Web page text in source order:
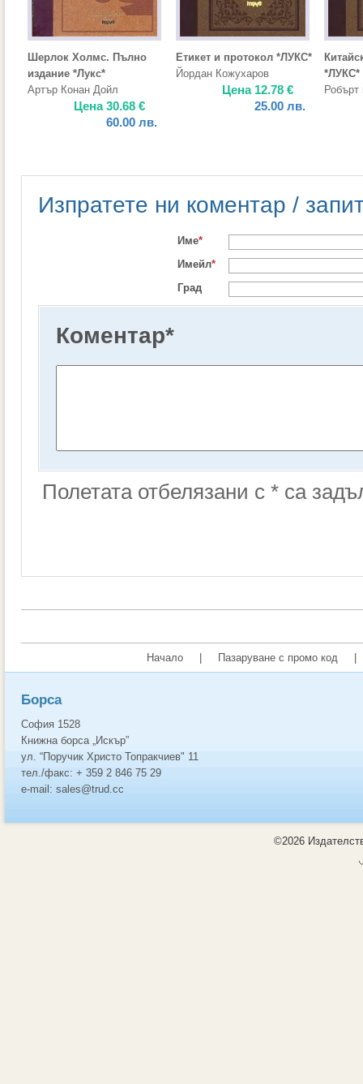
Шерлок Холмс. Пълно
издание *Лукс*
Артър Конан Дойл
Цена30.68 €
60.00 лв.
Етикет и протокол *ЛУКС*
Йордан Кожухаров
Цена 12.78 €
25.00 лв.
*ЛУКС*
Изпратете ни коментар /
Име*
Имейл*
Град
Коментар*
Полетата отбелязани с * са
Начало Пазаруване с промо код
Борса
София 1528
Книжна борса „Искър”
ул. “Поручик Христо Топракчиев" 11
тел./факс: + 359 2 846 75 29
e-mail: sales@trud.cc
©2026